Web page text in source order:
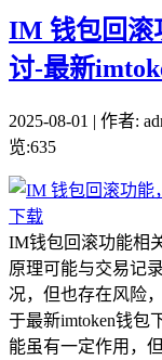
IM 钱包回滚
讨-最新
2025-08-01 | 作者:
览:635
IM钱包回滚功能相
原理可能与交易记
况，但也存在风险
于最新imtoken钱包
能虽有一定作用，